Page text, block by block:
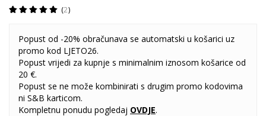
2
Popust od -20% obračunava se automatski u košarici uz
promo kod LJETO26.
Popust vrijedi za kupnje s minimalnim iznosom košarice od
20 €.
Popust se ne može kombinirati s drugim promo kodovima
ni S&B karticom.
Kompletnu ponudu pogledaj OVDJE.